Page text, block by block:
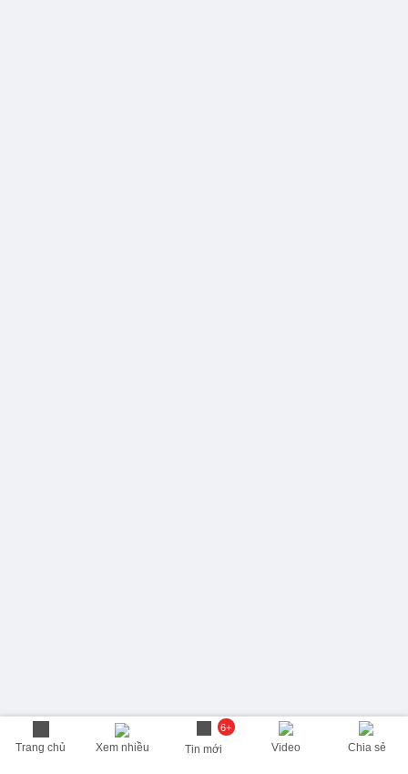
Trang chủ Xem nhiều
6+
Tin mới Video Chia sẻ